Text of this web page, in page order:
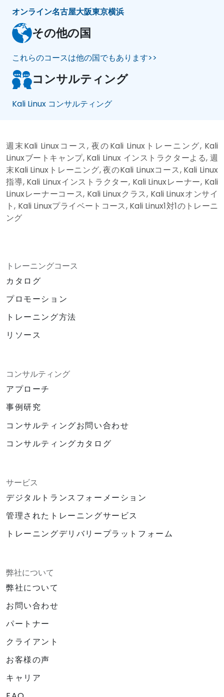
オンライン名古屋大阪東京横浜
その他の国
これらのコースは他の国でもあります>>
コンサルティング
Kali Linux コンサルティング
週末Kali Linuxコース, 夜のKali Linuxトレーニング, Kali
Linuxブートキャンプ, Kali Linux インストラクターよる, 週
末Kali Linuxトレーニング, 夜のKali Linuxコース, Kali Linux
指導, Kali Linuxインストラクター, Kali Linuxレーナー, Kali
Linuxレーナーコース, Kali Linuxクラス, Kali Linuxオンサイ
ト, Kali Linuxプライベートコース, Kali Linux1対1のトレーニ
ング
トレーニングコース
カタログ
プロモーション
トレーニング方法
リソース
コンサルティング
アプローチ
事例研究
コンサルティングお問い合わせ
コンサルティングカタログ
サービス
デジタルトランスフォーメーション
管理されたトレーニングサービス
トレーニングデリバリープラットフォーム
弊社について
弊社について
お問い合わせ
パートナー
クライアント
お客様の声
キャリア